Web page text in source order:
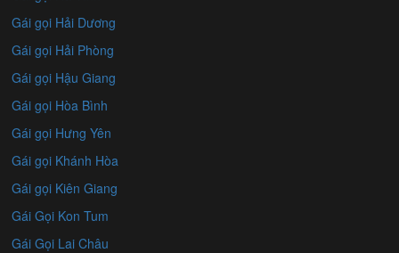
Gái gọi Hải Dương
Gái gọi Hải Phòng
Gái gọi Hậu Giang
Gái gọi Hòa Bình
Gái gọi Hưng Yên
Gái gọi Khánh Hòa
Gái gọi Kiên Giang
Gái Gọi Kon Tum
Gái Gọi Lai Châu